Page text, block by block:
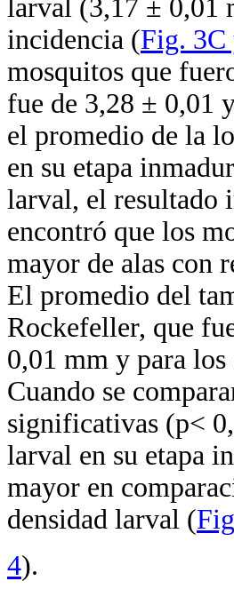
larval (3,17 ± 0,01
incidencia (Fig. 3C
mosquitos que
fue de 3,28 ± 0,01
el promedio de la
en su etapa
larval, el resultado
encontró que los
mayor de alas con
El promedio del
Rockefeller, que
0,01 mm y para
Cuando se
significativas (p<
larval en su etapa
mayor en
densidad larval (
4).